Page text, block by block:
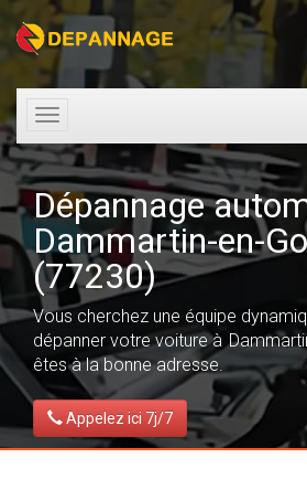
Toggle
navigation
Dépannage
Dammartin-en-
(77230)
Vous cherchez une équipe
dépanner votre voiture à
êtes à la bonne adresse.
Appelez ici 7j/7